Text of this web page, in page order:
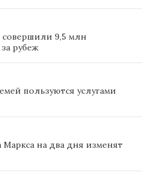
совершили 9,5 млн
рубеж
пользуются услугами
на два дня изменят